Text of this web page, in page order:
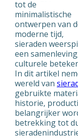
tot de
minimalistische
ontwerpen van
moderne tijd,
sieraden
een
culturele
In dit artikel
wereld van
gebruikte
historie,
belangrijker
betrekking tot